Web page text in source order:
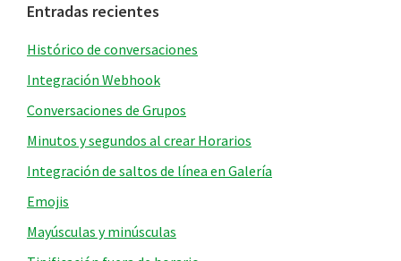
Entradas recientes
Histórico de conversaciones
Integración Webhook
Conversaciones de Grupos
Minutos y segundos al crear Horarios
Integración de saltos de línea en Galería
Emojis
Mayúsculas y minúsculas